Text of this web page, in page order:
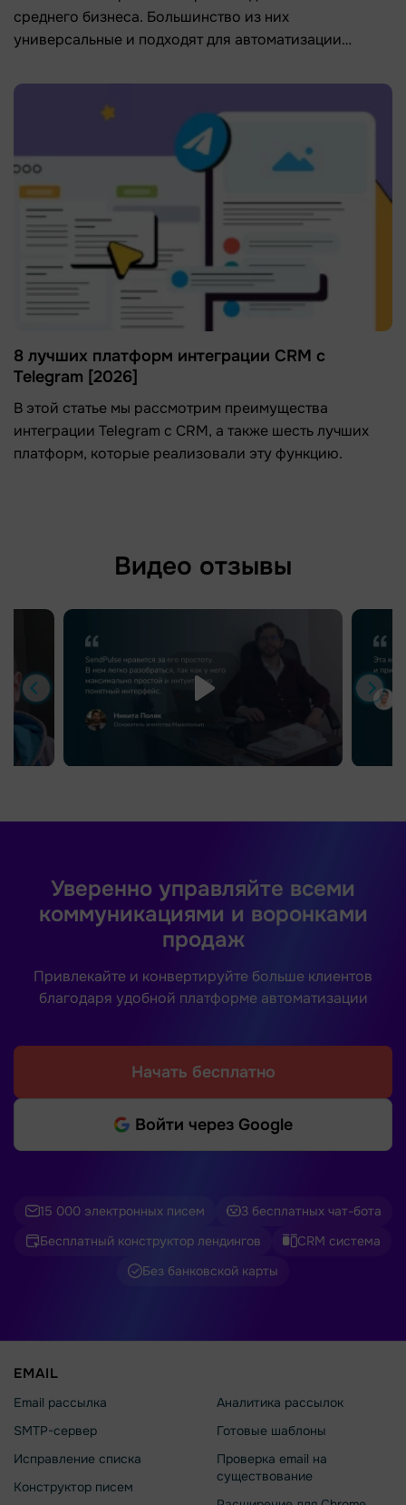
среднего бизнеса. Большинство из них
универсальные и подходят для автоматизации
8 лучших платформ интеграции CRM с
Telegram [2026]
В этой статье мы рассмотрим преимущества
интеграции Telegram с CRM, а также шесть лучших
платформ, которые реализовали эту функцию.
Видео отзывы
Уверенно управляйте всеми
коммуникациями и воронками
продаж
Привлекайте и конвертируйте больше клиентов
благодаря удобной платформе автоматизации
Начать бесплатно
Войти через Google
15 000 электронных писем
3 бесплатных чат-бота
Бесплатный конструктор лендингов
CRM система
Без банковской карты
EMAIL
Email рассылка
SMTP-сервер
Исправление списка
Конструктор писем
Аналитика рассылок
Готовые шаблоны
Проверка email на
существование